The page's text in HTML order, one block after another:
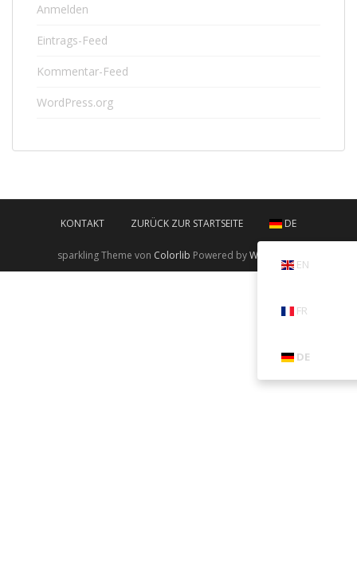
Anmelden
Eintrags-Feed
Kommentar-Feed
WordPress.org
KONTAKT ZURÜCK ZUR STARTSEITE DE
EN
FR
DE
sparkling Theme von Colorlib Powered byWordPress